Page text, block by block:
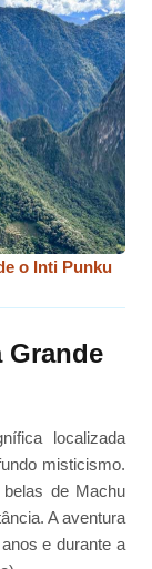
o Inti Punku
Grande
localizada
misticismo.
de Machu
A aventura
e durante a